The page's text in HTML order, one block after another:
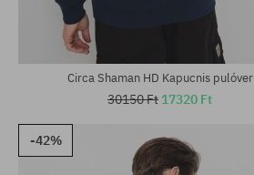
Circa Shaman HD Kapucnis pulóver
30150 Ft 17320 Ft
-42%